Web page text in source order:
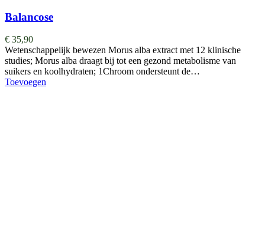
Balancose
€ 35,90
Wetenschappelijk bewezen Morus alba extract met 12 klinische
studies; Morus alba draagt bij tot een gezond metabolisme van
suikers en koolhydraten; 1Chroom ondersteunt de…
Toevoegen